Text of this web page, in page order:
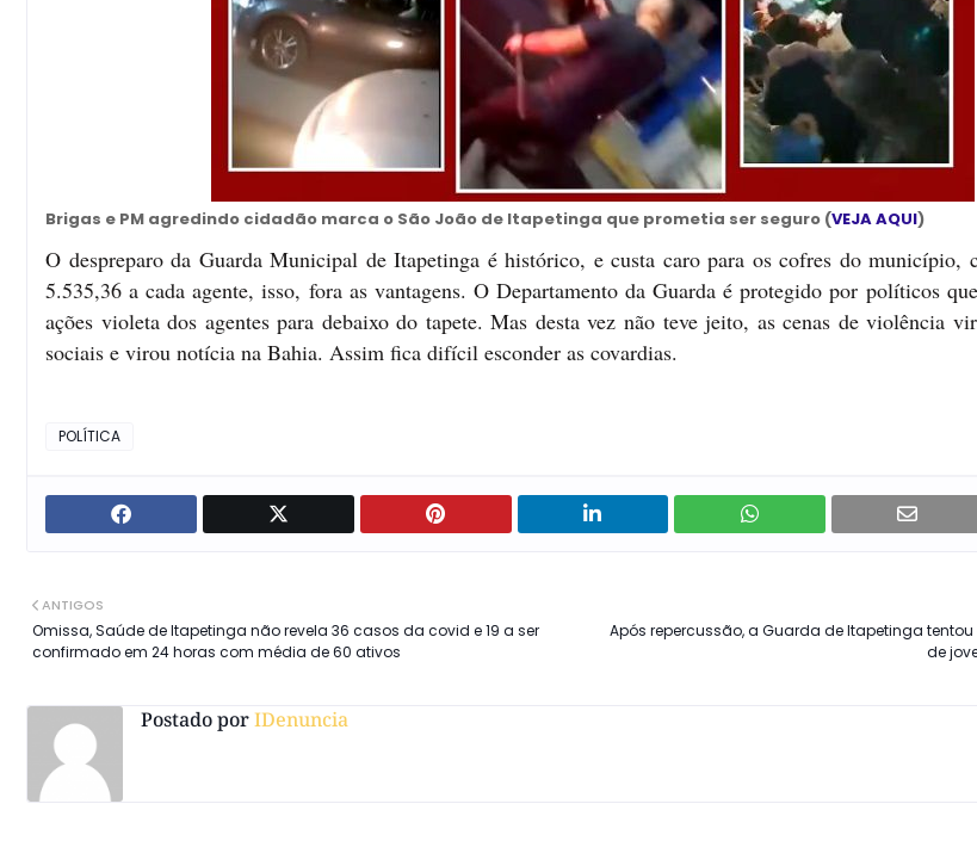
Brigas e PM agredindo cidadão marca o São João de Itapetinga que prometia ser seguro (VEJA AQUI)
O despreparo da Guarda Municipal de Itapetinga é histórico, e custa caro para os cofres do município,
5.535,36 a cada agente, isso, fora as vantagens. O Departamento da Guarda é protegido por políticos
ações violeta dos agentes para debaixo do tapete. Mas desta vez não teve jeito, as cenas de violência
sociais e virou notícia na Bahia. Assim fica difícil esconder as covardias.
POLÍTICA
Após repercussão, a Guarda de Itapetinga
de
ANTIGOS
Omissa, Saúde de Itapetinga não revela 36 casos da covid e 19 a ser
confirmado em 24 horas com média de 60 ativos
Postado porIDenuncia